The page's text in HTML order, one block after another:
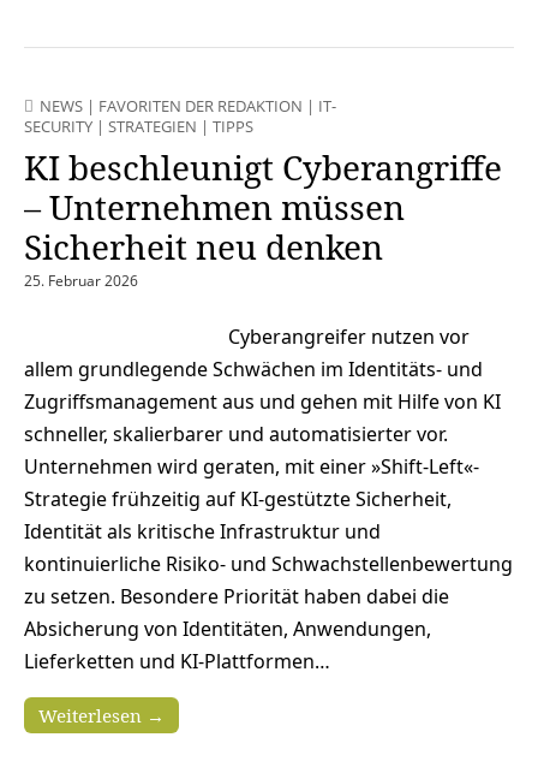
NEWS | FAVORITEN DER REDAKTION | IT-
SECURITY | STRATEGIEN | TIPPS
KI beschleunigt Cyberangriffe
– Unternehmen müssen
Sicherheit neu denken
25. Februar 2026
Cyberangreifer nutzen vor
allem grundlegende Schwächen im Identitäts‑ und
Zugriffsmanagement aus und gehen mit Hilfe von KI
schneller, skalierbarer und automatisierter vor.
Unternehmen wird geraten, mit einer »Shift‑Left«-
Strategie frühzeitig auf KI‑gestützte Sicherheit,
Identität als kritische Infrastruktur und
kontinuierliche Risiko‑ und Schwachstellenbewertung
zu setzen. Besondere Priorität haben dabei die
Absicherung von Identitäten, Anwendungen,
Lieferketten und KI‑Plattformen…
Weiterlesen →